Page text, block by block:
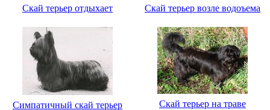
Скай терьер отдыхает Скай терьер возле водоъема
Симпатичный скай терьер Скай терьер на траве